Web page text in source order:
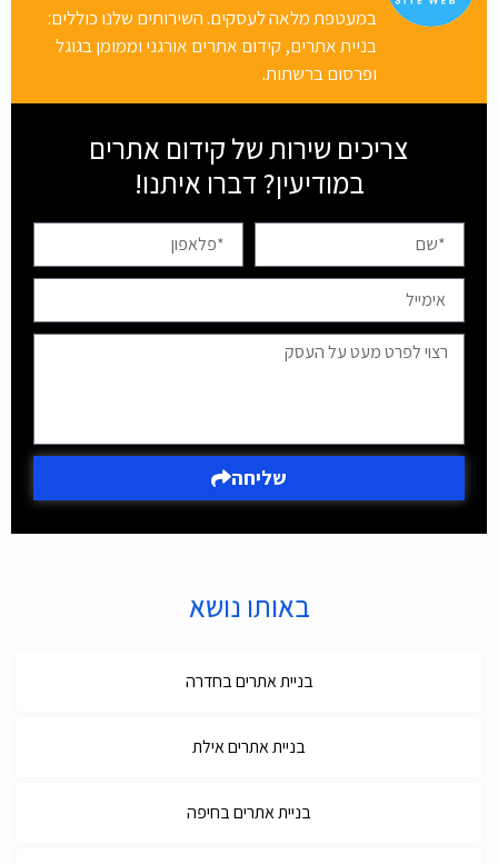
במעטפת מלאה לעסקים. השירותים שלנו כוללים:
בניית אתרים, קידום אתרים אורגני וממומן בגוגל
ופרסום ברשתות.
צריכים שירות של קידום אתרים
במודיעין? דברו איתנו!
שליחה
באותו נושא
בניית אתרים בחדרה
בניית אתרים אילת
בניית אתרים בחיפה